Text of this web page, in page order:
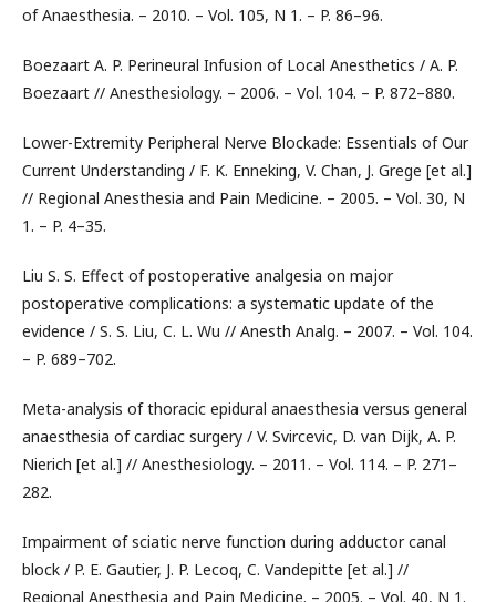
of Anaesthesia. – 2010. – Vol. 105, N 1. – P. 86–96.
Boezaart A. P. Perineural Infusion of Local Anesthetics / A. P.
Boezaart // Anesthesiology. – 2006. – Vol. 104. – P. 872–880.
Lower-Extremity Peripheral Nerve Blockade: Essentials of Our
Current Understanding / F. K. Enneking, V. Chan, J. Grege [et al.]
// Regional Anesthesia and Pain Medicine. – 2005. – Vol. 30, N
1. – P. 4–35.
Liu S. S. Effect of postoperative analgesia on major
postoperative complications: a systematic update of the
evidence / S. S. Liu, C. L. Wu // Anesth Analg. – 2007. – Vol. 104.
– P. 689–702.
Meta-analysis of thoracic epidural anaesthesia versus general
anaesthesia of cardiac surgery / V. Svircevic, D. van Dijk, A. P.
Nierich [et al.] // Anesthesiology. – 2011. – Vol. 114. – P. 271–
282.
Impairment of sciatic nerve function during adductor canal
block / P. E. Gautier, J. P. Lecoq, C. Vandepitte [et al.] //
Regional Anesthesia and Pain Medicine. – 2005. – Vol. 40, N 1.